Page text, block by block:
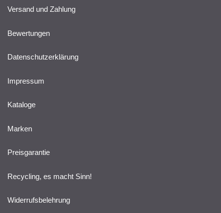
Versand und Zahlung
Bewertungen
Datenschutzerklärung
Impressum
Kataloge
Marken
Preisgarantie
Recycling, es macht Sinn!
Widerrufsbelehrung